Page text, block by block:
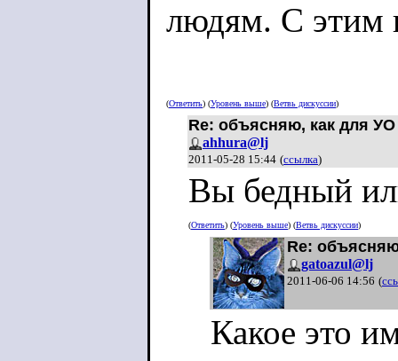
людям. С этим
Или вы хотите
благ,
которые не
Так это
Ни одно
никогда не
(Ответить) (Уровень выше) (Ветвь дискуссии)
Re: объясняю, как для УО
ahhura@lj
2011-05-28 15:44 (ссылка)
Вы бедный
(Ответить) (Уровень выше) (Ветвь дискуссии)
Re:
gatoazul@lj
2011-06-06 14:56 (
Какое это